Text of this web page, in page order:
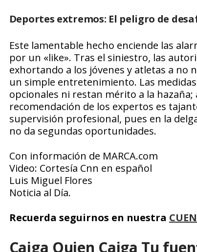
Deportes extremos: El peligro de
Este lamentable hecho enciende las
por un «like». Tras el siniestro, las
exhortando a los jóvenes y atletas a no
un simple entretenimiento. Las
opcionales ni restan mérito a la
recomendación de los expertos es
supervisión profesional, pues en la
no da segundas oportunidades.
Con información de MARCA.com
Video: Cortesía Cnn en español
Luis Miguel Flores
Noticia al Día.
Recuerda seguirnos en nuestra
Caiga Quien Caiga Tu